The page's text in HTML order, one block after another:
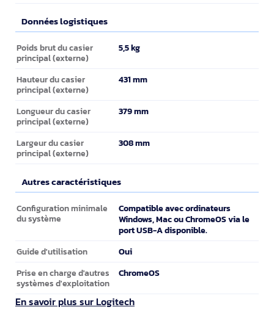
Données logistiques
Données logistiques
Poids brut du casier
principal (externe)
5,5 kg
Hauteur du casier
principal (externe)
431 mm
Longueur du casier
principal (externe)
379 mm
Largeur du casier
principal (externe)
308 mm
Autres caractéristiques
Autres caractéristiques
Configuration minimale
du système
Compatible avec ordinateurs
Windows, Mac ou ChromeOS via le
port USB-A disponible.
Guide d'utilisation Oui
Prise en charge d'autres
systèmes d'exploitation
ChromeOS
En savoir plus sur Logitech